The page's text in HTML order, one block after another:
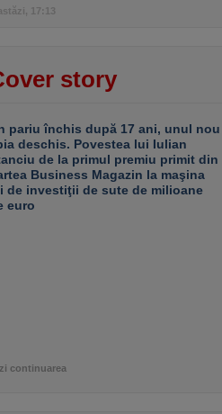
17:13
story
pariu închis după 17 ani, unul nou
deschis. Povestea lui Iulian
de la primul premiu primit din
Business Magazin la maşina
de investiţii de sute de milioane
euro
continuarea